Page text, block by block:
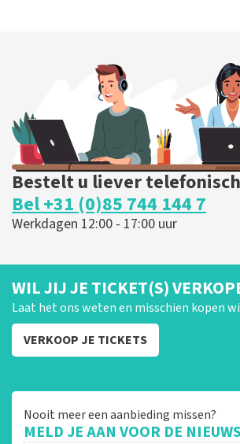
Bestelt u liever
Bel +31 (0)85 744 144 7
Werkdagen 12:00 - 17:00 uur
WIL JIJ JE TICKET(S)
Laat het ons weten en misschien kopen
VERKOOP JE TICKETS
Nooit meer een aanbieding missen?
MELD JE AAN VOOR DE